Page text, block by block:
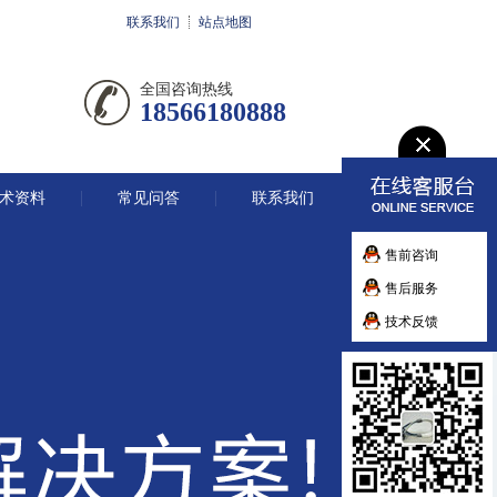
联系我们 站点地图
全国咨询热线
18566180888
资料 常见问答 联系我们
售前咨询
售后服务
技术反馈